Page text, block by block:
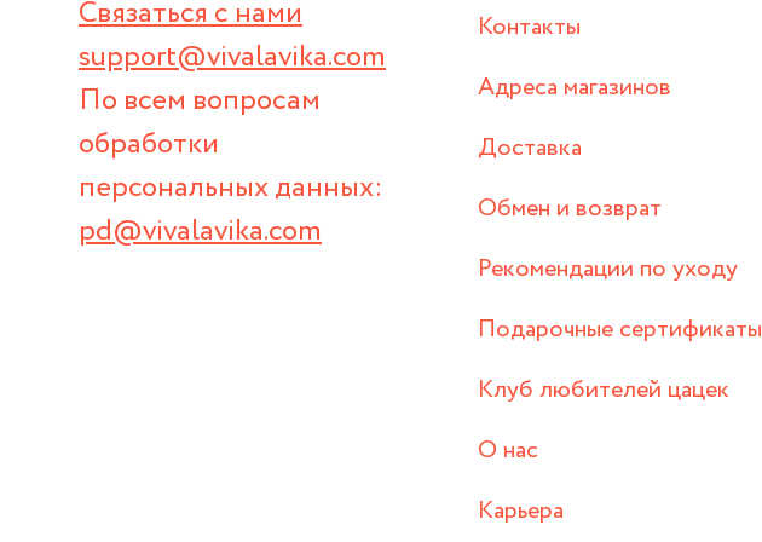
Связаться с нами
support@vivalavika.com
По всем вопросам
обработки
персональных данных:
pd@vivalavika.com
Контакты
Адреса магазинов
Доставка
Обмен и возврат
Рекомендации по уходу
Подарочные сертификаты
Клуб любителей цацек
О нас
Карьера